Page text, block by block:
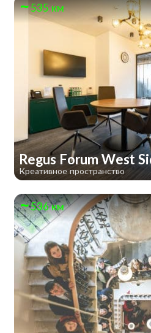
535 км
Regus Forum West
Креативное пространство
536 км